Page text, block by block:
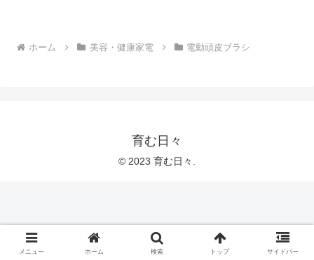
ホーム 美容・健康家電 電動頭皮ブラシ
育む日々
© 2023 育む日々.
メニュー ホーム 検索 トップ サイドバー